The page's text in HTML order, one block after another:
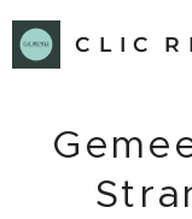
C L I C R